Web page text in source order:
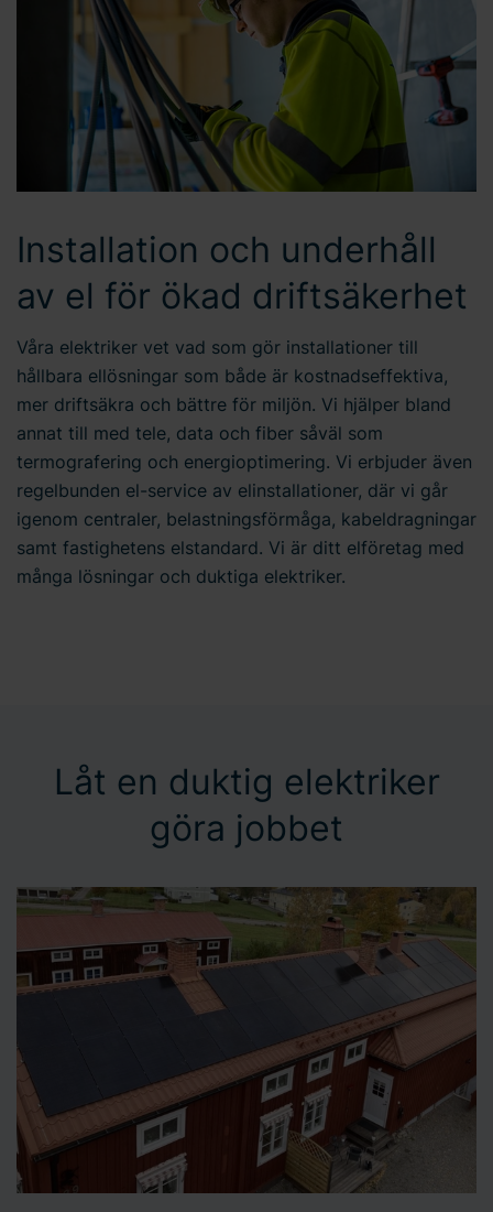
Installation och underhåll
av el för ökad driftsäkerhet
Våra elektriker vet vad som gör installationer till
hållbara ellösningar som både är kostnadseffektiva,
mer driftsäkra och bättre för miljön. Vi hjälper bland
annat till med tele, data och fiber såväl som
termografering och energioptimering. Vi erbjuder även
regelbunden el-service av elinstallationer, där vi går
igenom centraler, belastningsförmåga, kabeldragningar
samt fastighetens elstandard. Vi är ditt elföretag med
många lösningar och duktiga elektriker.
Låt en duktig elektriker
göra jobbet